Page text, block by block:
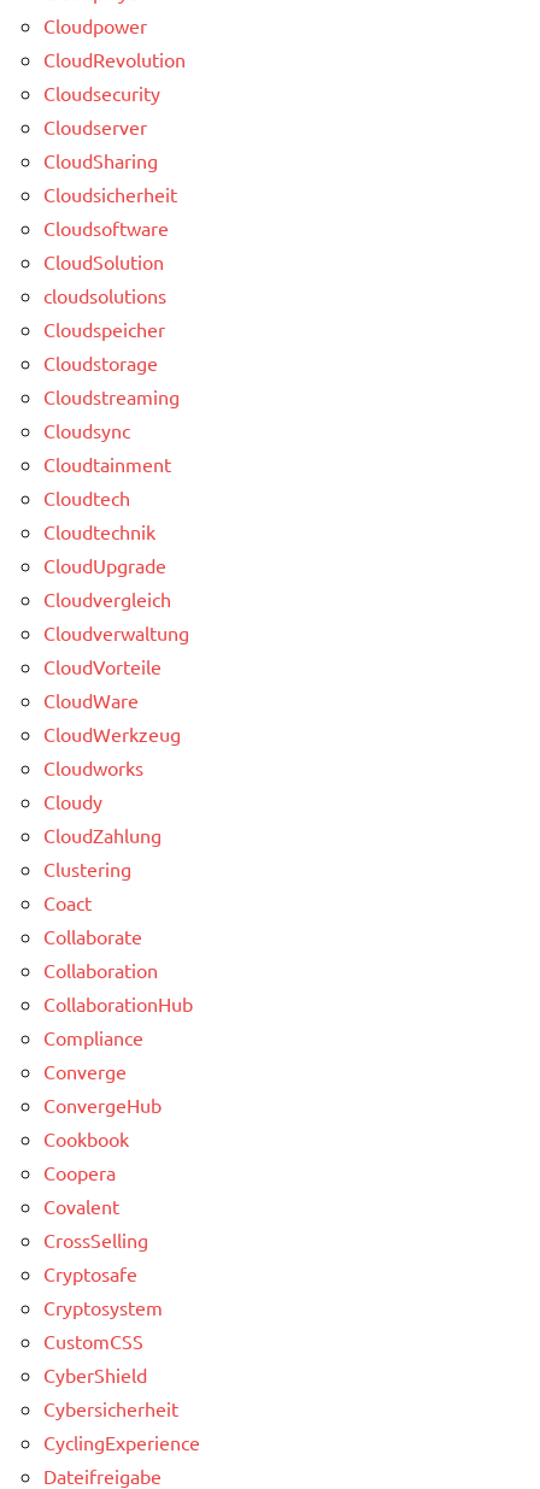
Cloudpower
CloudRevolution
Cloudsecurity
Cloudserver
CloudSharing
Cloudsicherheit
Cloudsoftware
CloudSolution
cloudsolutions
Cloudspeicher
Cloudstorage
Cloudstreaming
Cloudsync
Cloudtainment
Cloudtech
Cloudtechnik
CloudUpgrade
Cloudvergleich
Cloudverwaltung
CloudVorteile
CloudWare
CloudWerkzeug
Cloudworks
Cloudy
CloudZahlung
Clustering
Coact
Collaborate
Collaboration
CollaborationHub
Compliance
Converge
ConvergeHub
Cookbook
Coopera
Covalent
CrossSelling
Cryptosafe
Cryptosystem
CustomCSS
CyberShield
Cybersicherheit
CyclingExperience
Dateifreigabe